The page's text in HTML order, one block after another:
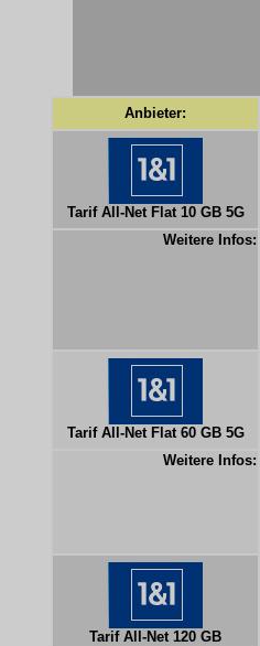
Anbieter:
Tarif All-Net Flat 10 GB 5G
Weitere Infos:
Tarif All-Net Flat 60 GB 5G
Weitere Infos:
Tarif All-Net 120 GB